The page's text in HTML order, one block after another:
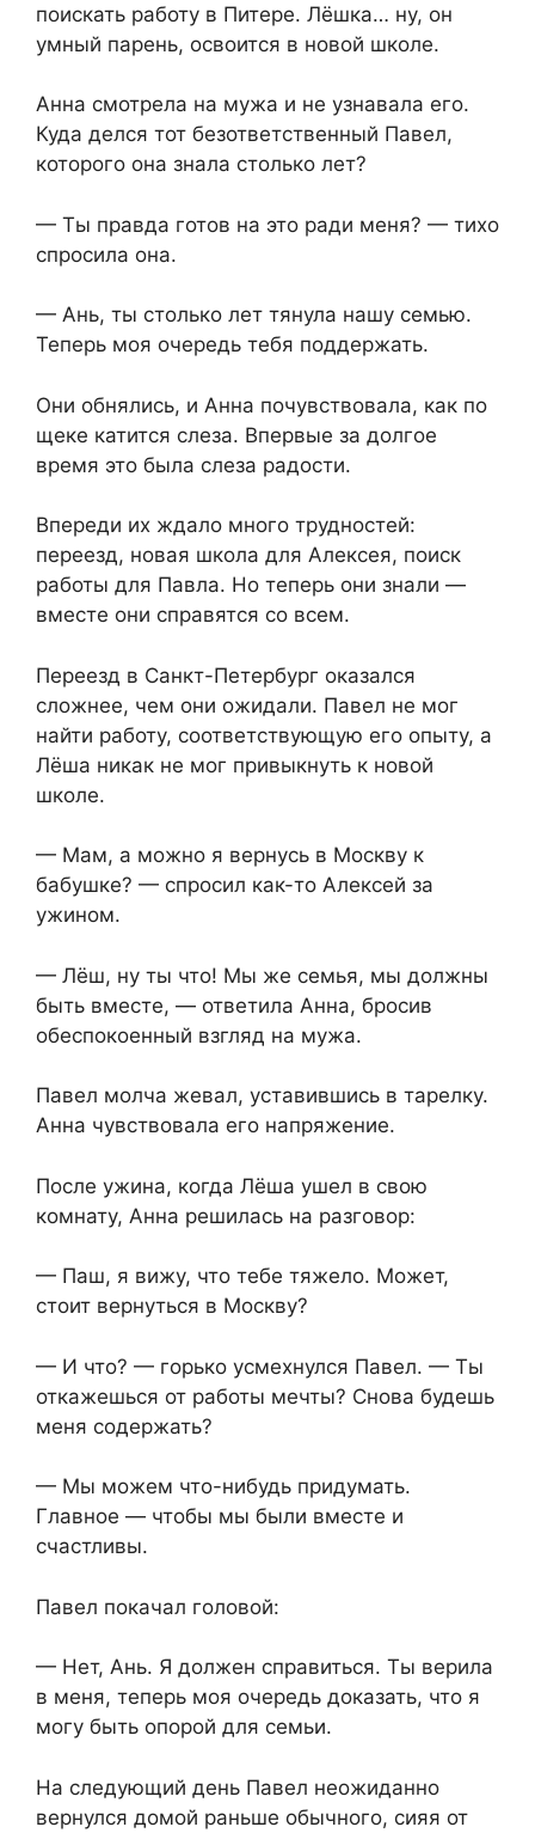
поискать работу в Питере. Лёшка… ну, он
умный парень, освоится в новой школе.
Анна смотрела на мужа и не узнавала его.
Куда делся тот безответственный Павел,
которого она знала столько лет?
— Ты правда готов на это ради меня? — тихо
спросила она.
— Ань, ты столько лет тянула нашу семью.
Теперь моя очередь тебя поддержать.
Они обнялись, и Анна почувствовала, как по
щеке катится слеза. Впервые за долгое
время это была слеза радости.
Впереди их ждало много трудностей:
переезд, новая школа для Алексея, поиск
работы для Павла. Но теперь они знали —
вместе они справятся со всем.
Переезд в Санкт-Петербург оказался
сложнее, чем они ожидали. Павел не мог
найти работу, соответствующую его опыту, а
Лёша никак не мог привыкнуть к новой
школе.
— Мам, а можно я вернусь в Москву к
бабушке? — спросил как-то Алексей за
ужином.
— Лёш, ну ты что! Мы же семья, мы должны
быть вместе, — ответила Анна, бросив
обеспокоенный взгляд на мужа.
Павел молча жевал, уставившись в тарелку.
Анна чувствовала его напряжение.
После ужина, когда Лёша ушел в свою
комнату, Анна решилась на разговор:
— Паш, я вижу, что тебе тяжело. Может,
стоит вернуться в Москву?
— И что? — горько усмехнулся Павел. — Ты
откажешься от работы мечты? Снова будешь
меня содержать?
— Мы можем что-нибудь придумать.
Главное — чтобы мы были вместе и
счастливы.
Павел покачал головой:
— Нет, Ань. Я должен справиться. Ты верила
в меня, теперь моя очередь доказать, что я
могу быть опорой для семьи.
На следующий день Павел неожиданно
вернулся домой раньше обычного, сияя от